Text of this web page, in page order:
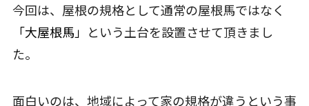
今回は、屋根の規格として通常の屋根馬ではなく
「大屋根馬」 という土台を設置させて頂きまし
た。
面白いのは、地域によって家の規格が違うという事